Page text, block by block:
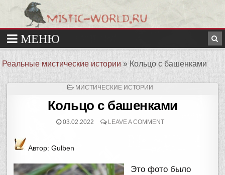
Реальные мистические истории » Кольцо с башенками
ОПУБЛИКОВАНО
МИСТИЧЕСКИЕ ИСТОРИИ
Кольцо с башенками
03.02.2022 LEAVE A COMMENT
Автор: Gulben
Это фото было